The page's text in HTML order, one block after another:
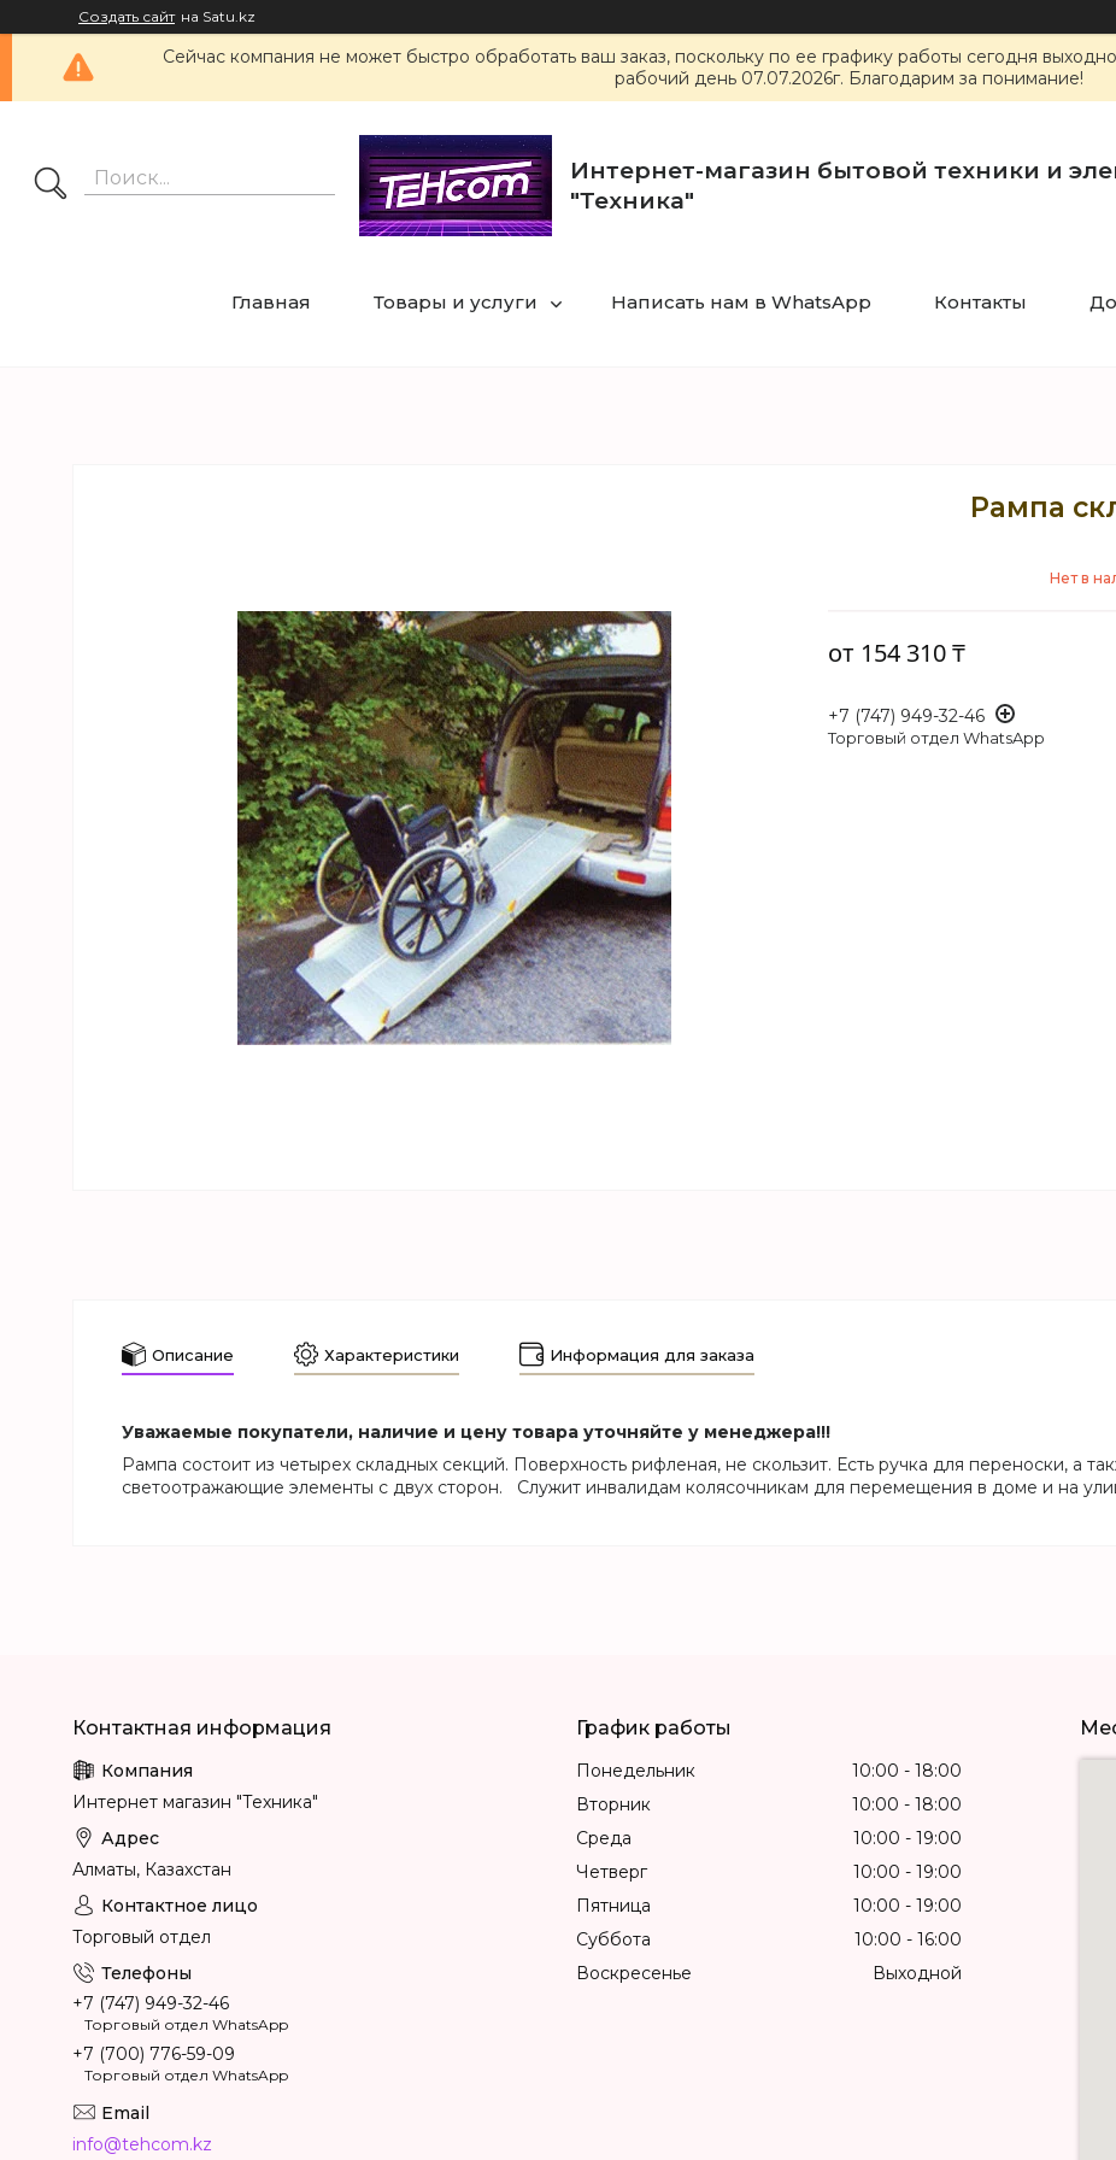
Создать сайт на Satu.kz
Сейчас компания не может быстро обработать ваш заказ, поскольку по ее графику работы сегодня
рабочий день 07.07.2026г. Благодарим за понимание!
Интернет-магазин бытовой техники и
"Техника"
Главная Товары и услуги Написать нам в WhatsApp Контакты
Рампа
Нет в
от 154 310 ₸
+7 (747) 949-32-46
Торговый отдел WhatsApp
Описание Характеристики Информация для заказа
Уважаемые покупатели, наличие и цену товара уточняйте у менеджера!!!
Рампа состоит из четырех складных секций. Поверхность рифленая, не скользит. Есть ручка для переноски, а
светоотражающие элементы с двух сторон. Служит инвалидам колясочникам для перемещения в доме и на
Интернет магазин "Техника"
Алматы, Казахстан
Торговый отдел
+7 (747) 949-32-46
Торговый отдел WhatsApp
+7 (700) 776-59-09
Торговый отдел WhatsApp
info@tehcom.kz
График работы
Понедельник 10:00
18:00
Вторник
10:00
18:00
Среда
10:00
19:00
Четверг
10:00
19:00
Пятница
10:00
19:00
Суббота
10:00
16:00
Воскресенье
Выходной